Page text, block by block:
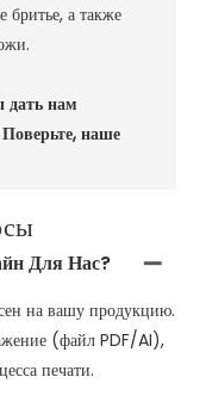
бритье, а также
дать нам
Поверьте, наше
Для Нас?
на вашу продукцию.
(файл PDF/AI),
печати.